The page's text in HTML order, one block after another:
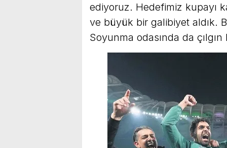
ediyoruz. Hedefimiz kupayı
ve büyük bir galibiyet aldık.
Soyunma odasında da